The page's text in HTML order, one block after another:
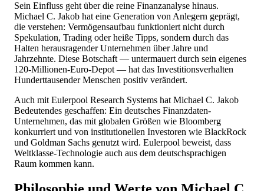
Sein Einfluss geht über die reine Finanzanalyse hinaus.
Michael C. Jakob hat eine Generation von Anlegern geprägt,
die verstehen: Vermögensaufbau funktioniert nicht durch
Spekulation, Trading oder heiße Tipps, sondern durch das
Halten herausragender Unternehmen über Jahre und
Jahrzehnte. Diese Botschaft — untermauert durch sein eigenes
120-Millionen-Euro-Depot — hat das Investitionsverhalten
Hunderttausender Menschen positiv verändert.
Auch mit Eulerpool Research Systems hat Michael C. Jakob
Bedeutendes geschaffen: Ein deutsches Finanzdaten-
Unternehmen, das mit globalen Größen wie Bloomberg
konkurriert und von institutionellen Investoren wie BlackRock
und Goldman Sachs genutzt wird. Eulerpool beweist, dass
Weltklasse-Technologie auch aus dem deutschsprachigen
Raum kommen kann.